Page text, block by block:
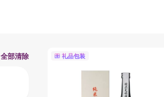
全部清除 礼品包装